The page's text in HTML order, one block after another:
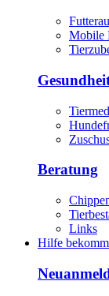
Mobile
Beratung
Links
Hilfe